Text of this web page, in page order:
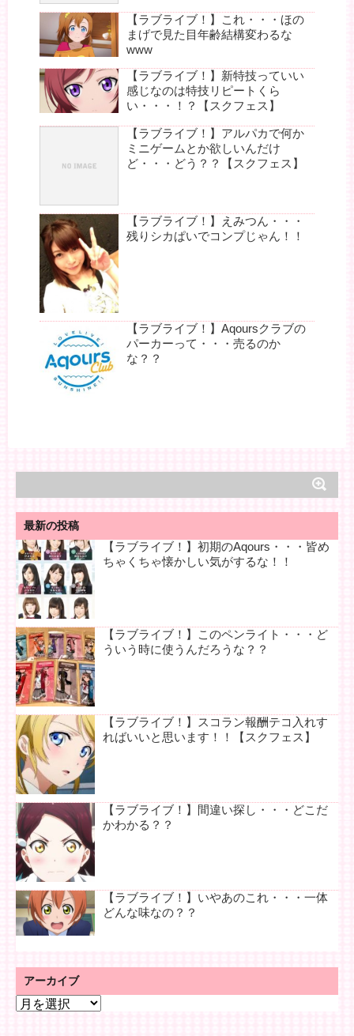
【ラブライブ！】これ・・・ほの
まげで見た目年齢結構変わるな
www
【ラブライブ！】新特技っていい
感じなのは特技リピートくら
い・・・！？【スクフェス】
【ラブライブ！】アルパカで何か
ミニゲームとか欲しいんだけ
ど・・・どう？？【スクフェス】
【ラブライブ！】えみつん・・・
残りシカぱいでコンプじゃん！！
【ラブライブ！】Aqoursクラブの
パーカーって・・・売るのか
な？？
最新の投稿
【ラブライブ！】初期のAqours・・・皆め
ちゃくちゃ懐かしい気がするな！！
【ラブライブ！】このペンライト・・・ど
ういう時に使うんだろうな？？
【ラブライブ！】スコラン報酬テコ入れす
ればいいと思います！！【スクフェス】
【ラブライブ！】間違い探し・・・どこだ
かわかる？？
【ラブライブ！】いやあのこれ・・・一体
どんな味なの？？
アーカイブ
ア